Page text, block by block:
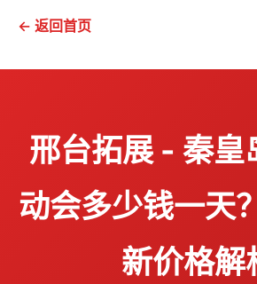
← 返回首页
邢台拓展 - 秦皇
动会多少钱一天
新价格解